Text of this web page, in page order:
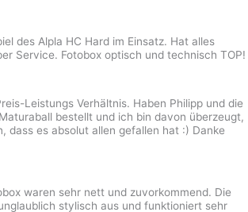
des Alpla HC Hard im Einsatz. Hat alles
Service. Fotobox optisch und technisch TOP!
Leistungs Verhältnis. Haben Philipp und die
bestellt und ich bin davon überzeugt,
dass es absolut allen gefallen hat :) Danke
waren sehr nett und zuvorkommend. Die
stylisch aus und funktioniert sehr